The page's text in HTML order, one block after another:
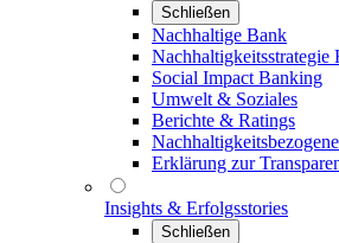
Schließen
Nachhaltige Bank
Nachhaltigkeitsstrategie
Social Impact Banking
Umwelt & Soziales
Berichte & Ratings
Erklärung zur
Insights & Erfolgsstories
Schließen